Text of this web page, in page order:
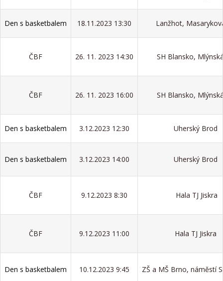
Den s basketbalem 18.11.2023 13:30 Lanžhot,
ČBF 26. 11. 2023 14:30 SH Blansko,
ČBF 26. 11. 2023 16:00 SH Blansko,
Den s basketbalem 3.12.2023 12:30 Uherský Brod
Den s basketbalem 3.12.2023 14:00 Uherský Brod
ČBF 9.12.2023 8:30 Hala TJ Jiskra
ČBF 9.12.2023 11:00 Hala TJ Jiskra
Den s basketbalem 10.12.2023 9:45 ZŠ a MŠ Brno, náměstí